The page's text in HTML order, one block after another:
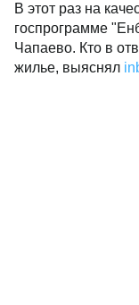
В этот раз на
госпрограмме
Чапаево. Кто в
жилье, выяснял